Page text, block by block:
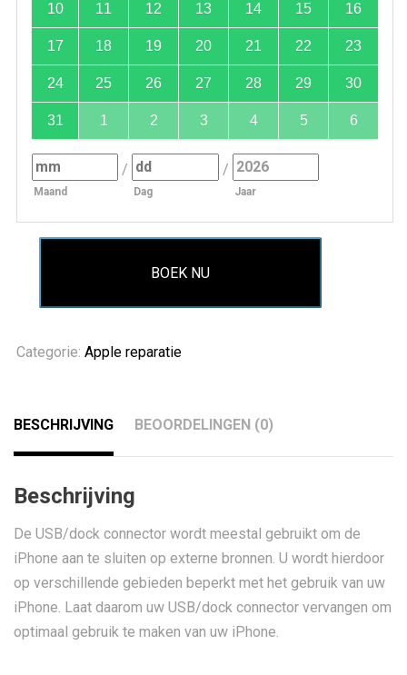
10 11 12 13 14 15 16
17 18 19 20 21 22 23
24 25 26 27 28 29 30
31 1 2 3 4 5 6
Maand
/
Dag
/
Jaar
BOEK NU
Categorie: Apple reparatie
BESCHRIJVING BEOORDELINGEN (0)
Beschrijving
De USB/dock connector wordt meestal gebruikt om de
iPhone aan te sluiten op externe bronnen. U wordt hierdoor
op verschillende gebieden beperkt met het gebruik van uw
iPhone. Laat daarom uw USB/dock connector vervangen om
optimaal gebruik te maken van uw iPhone.